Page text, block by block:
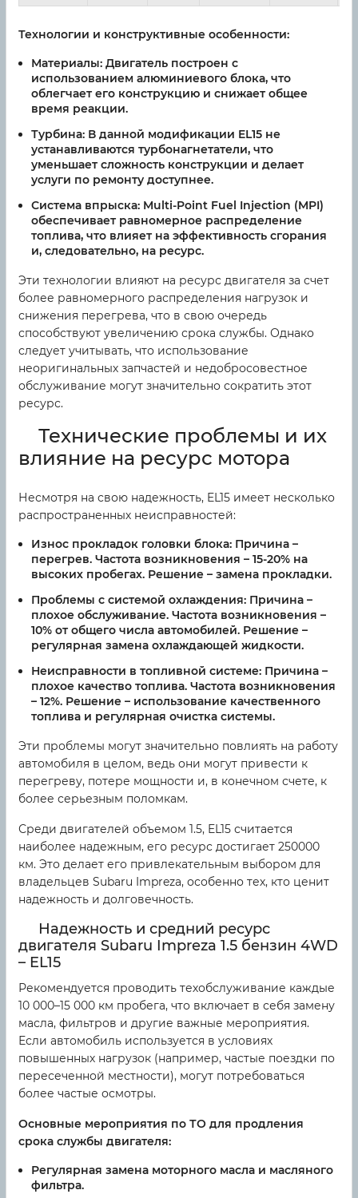
Технологии и конструктивные особенности:
Материалы: Двигатель построен с
использованием алюминиевого блока, что
облегчает его конструкцию и снижает общее
время реакции.
Турбина: В данной модификации EL15 не
устанавливаются турбонагнетатели, что
уменьшает сложность конструкции и делает
услуги по ремонту доступнее.
Система впрыска: Multi-Point Fuel Injection (MPI)
обеспечивает равномерное распределение
топлива, что влияет на эффективность сгорания
и, следовательно, на ресурс.
Эти технологии влияют на ресурс двигателя за счет
более равномерного распределения нагрузок и
снижения перегрева, что в свою очередь
способствуют увеличению срока службы. Однако
следует учитывать, что использование
неоригинальных запчастей и недобросовестное
обслуживание могут значительно сократить этот
ресурс.
Технические проблемы и их
влияние на ресурс мотора
Несмотря на свою надежность, EL15 имеет несколько
распространенных неисправностей:
Износ прокладок головки блока: Причина –
перегрев. Частота возникновения – 15-20% на
высоких пробегах. Решение – замена прокладки.
Проблемы с системой охлаждения: Причина –
плохое обслуживание. Частота возникновения –
10% от общего числа автомобилей. Решение –
регулярная замена охлаждающей жидкости.
Неисправности в топливной системе: Причина –
плохое качество топлива. Частота возникновения
– 12%. Решение – использование качественного
топлива и регулярная очистка системы.
Эти проблемы могут значительно повлиять на работу
автомобиля в целом, ведь они могут привести к
перегреву, потере мощности и, в конечном счете, к
более серьезным поломкам.
Среди двигателей объемом 1.5, EL15 считается
наиболее надежным, его ресурс достигает 250000
км. Это делает его привлекательным выбором для
владельцев Subaru Impreza, особенно тех, кто ценит
надежность и долговечность.
Надежность и средний ресурс
двигателя Subaru Impreza 1.5 бензин 4WD
– EL15
Рекомендуется проводить техобслуживание каждые
10 000–15 000 км пробега, что включает в себя замену
масла, фильтров и другие важные мероприятия.
Если автомобиль используется в условиях
повышенных нагрузок (например, частые поездки по
пересеченной местности), могут потребоваться
более частые осмотры.
Основные мероприятия по ТО для продления
срока службы двигателя:
Регулярная замена моторного масла и масляного
фильтра.